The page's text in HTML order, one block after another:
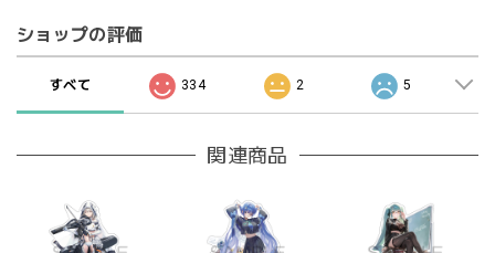
ショップの評価
すべて 334 2 5
関連商品